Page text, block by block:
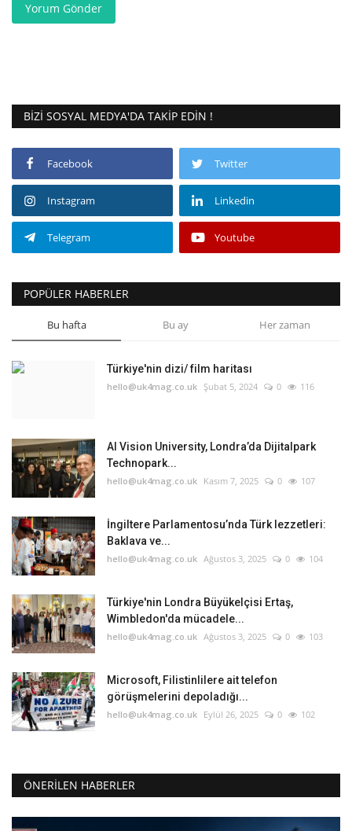
Yorum Gönder
BIZI SOSYAL MEDYA'DA TAKIP EDIN !
Facebook Twitter
Instagram Linkedin
Telegram Youtube
POPÜLER HABERLER
Bu hafta Bu ay Her zaman
Türkiye'nin dizi/ film haritası
hello@uk4mag.co.uk Şubat 5, 2024 0 116
AI Vision University, Londra’da Dijitalpark
Technopark...
hello@uk4mag.co.uk Kasım 7, 2025 0 107
İngiltere Parlamentosu’nda Türk lezzetleri:
Baklava ve...
hello@uk4mag.co.uk Ağustos 3, 2025 0 104
Türkiye'nin Londra Büyükelçisi Ertaş,
Wimbledon'da mücadele...
hello@uk4mag.co.uk Ağustos 3, 2025 0 103
Microsoft, Filistinlilere ait telefon
görüşmelerini depoladığı...
hello@uk4mag.co.uk Eylül 26, 2025 0 102
ÖNERILEN HABERLER